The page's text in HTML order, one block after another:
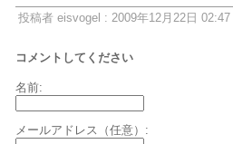
投稿者 eisvogel : 2009年12月22日 02:47
コメントしてください
名前:
メールアドレス（任意）: